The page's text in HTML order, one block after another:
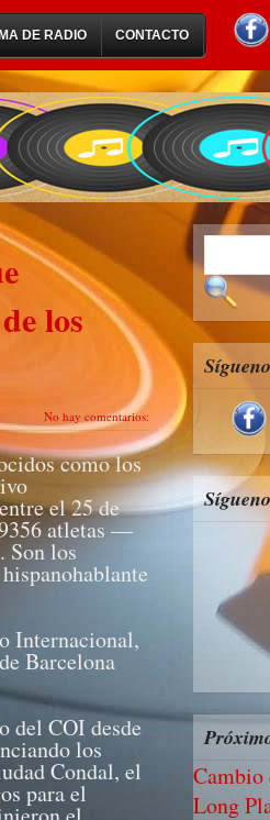
DE RADIO CONTACTO
los
No hay comentarios:
como los
el 25 de
atletas —
Son los
Internacional,
Barcelona
del COI desde
los
Condal, el
para el
Cambio
Long